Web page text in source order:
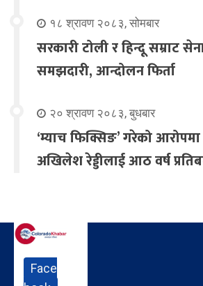
१८ श्रावण २०८३, सोमबार
सरकारी टोली र हिन्दू सम्राट
समझदारी, आन्दोलन फिर्ता
२० श्रावण २०८३, बुधबार
‘म्याच फिक्सिङ’ गरेको
अखिलेश रेड्डीलाई आठ वर्ष
Face